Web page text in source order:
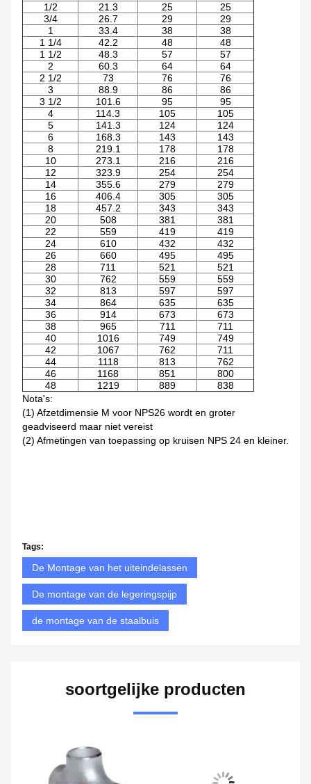
1/2 21.3 25
25
3/4
26.7 29
29
1
33.4 38
38
1 1/4
42.2 48
48
1 1/2
48.3 57
57
2
60.3 64
64
2 1/2
73 76
76
3
88.9 86
86
3 1/2
101.6 95
95
4
114.3 105
105
5
141.3 124
124
6
168.3 143
143
8
219.1 178
178
10
273.1 216
216
12
323.9 254
254
14
355.6 279
279
16
406.4 305
305
18
457.2 343
343
20
508 381
381
22
559 419
419
24
610 432
432
26
660 495
495
28
711 521
521
30
762 559
559
32
813 597
597
34
864 635
635
36
914 673
673
38
965 711
711
40
1016 749
749
42
1067 762
711
44
1118 813
762
46
1168 851
800
48
1219 889
838
Nota's:
(1) Afzetdimensie M voor NPS26 wordt en groter
geadviseerd maar niet vereist
(2) Afmetingen van toepassing op kruisen NPS 24 en kleiner.
Tags:
De Montage van het uiteindelassen
De montage van de legeringspijp
de montage van de staalbuis
soortgelijke producten